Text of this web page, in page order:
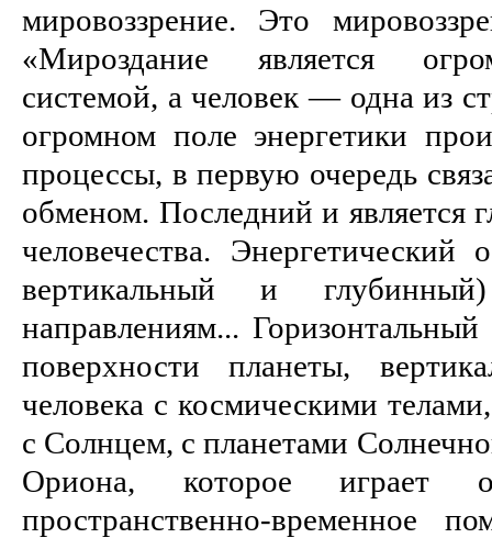
мировоззрение. Это
«Мироздание является
системой, а человек — одна из
огромном поле энергетики
процессы, в первую очередь
обменом. Последний и является
человечества. Энергетический
вертикальный и
направлениям...
поверхности планеты,
человека с космическими
с Солнцем, с планетами
Ориона, которое играет
пространственно-временное